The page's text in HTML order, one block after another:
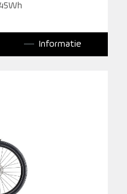
Informatie